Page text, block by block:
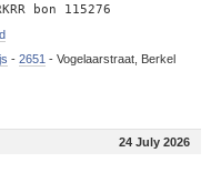
bon 115276
- 2651 - Vogelaarstraat, Berkel
24 July 2026